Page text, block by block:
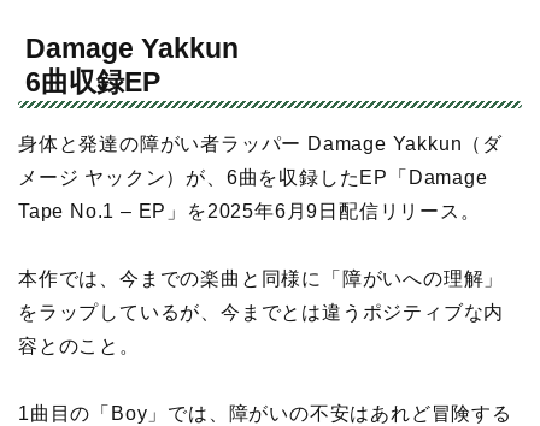
Damage Yakkun
6曲収録EP
身体と発達の障がい者ラッパー Damage Yakkun（ダ
メージ ヤックン）が、6曲を収録したEP「Damage
Tape No.1 – EP」を2025年6月9日配信リリース。
本作では、今までの楽曲と同様に「障がいへの理解」
をラップしているが、今までとは違うポジティブな内
容とのこと。
1曲目の「Boy」では、障がいの不安はあれど冒険する